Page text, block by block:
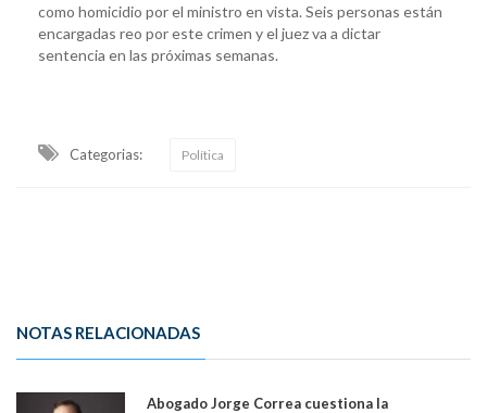
como homicidio por el ministro en vista. Seis personas están
encargadas reo por este crimen y el juez va a dictar
sentencia en las próximas semanas.
Categorias: Política
NOTAS RELACIONADAS
Abogado Jorge Correa cuestiona la